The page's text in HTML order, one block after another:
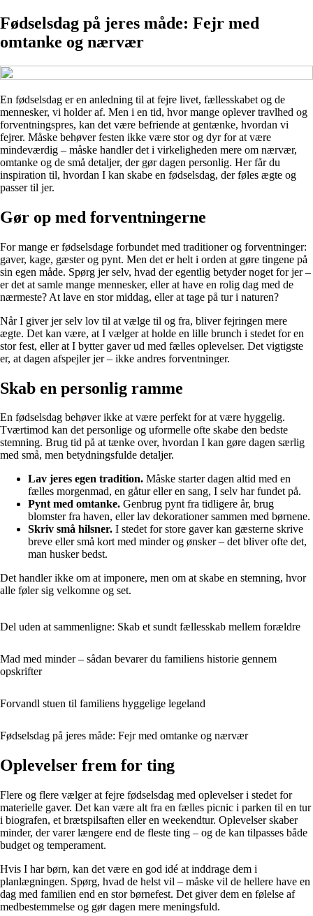
Fødselsdag på jeres måde: Fejr med
omtanke og nærvær
En fødselsdag er en anledning til at fejre livet, fællesskabet og de
mennesker, vi holder af. Men i en tid, hvor mange oplever travlhed og
forventningspres, kan det være befriende at gentænke, hvordan vi
fejrer. Måske behøver festen ikke være stor og dyr for at være
mindeværdig – måske handler det i virkeligheden mere om nærvær,
omtanke og de små detaljer, der gør dagen personlig. Her får du
inspiration til, hvordan I kan skabe en fødselsdag, der føles ægte og
passer til jer.
Gør op med forventningerne
For mange er fødselsdage forbundet med traditioner og forventninger:
gaver, kage, gæster og pynt. Men det er helt i orden at gøre tingene på
sin egen måde. Spørg jer selv, hvad der egentlig betyder noget for jer –
er det at samle mange mennesker, eller at have en rolig dag med de
nærmeste? At lave en stor middag, eller at tage på tur i naturen?
Når I giver jer selv lov til at vælge til og fra, bliver fejringen mere
ægte. Det kan være, at I vælger at holde en lille brunch i stedet for en
stor fest, eller at I bytter gaver ud med fælles oplevelser. Det vigtigste
er, at dagen afspejler jer – ikke andres forventninger.
Skab en personlig ramme
En fødselsdag behøver ikke at være perfekt for at være hyggelig.
Tværtimod kan det personlige og uformelle ofte skabe den bedste
stemning. Brug tid på at tænke over, hvordan I kan gøre dagen særlig
med små, men betydningsfulde detaljer.
Lav jeres egen tradition. Måske starter dagen altid med en
fælles morgenmad, en gåtur eller en sang, I selv har fundet på.
Pynt med omtanke. Genbrug pynt fra tidligere år, brug
blomster fra haven, eller lav dekorationer sammen med børnene.
Skriv små hilsner. I stedet for store gaver kan gæsterne skrive
breve eller små kort med minder og ønsker – det bliver ofte det,
man husker bedst.
Det handler ikke om at imponere, men om at skabe en stemning, hvor
alle føler sig velkomne og set.
Del uden at sammenligne: Skab et sundt fællesskab mellem forældre
Mad med minder – sådan bevarer du familiens historie gennem
opskrifter
Forvandl stuen til familiens hyggelige legeland
Fødselsdag på jeres måde: Fejr med omtanke og nærvær
Oplevelser frem for ting
Flere og flere vælger at fejre fødselsdag med oplevelser i stedet for
materielle gaver. Det kan være alt fra en fælles picnic i parken til en tur
i biografen, et brætspilsaften eller en weekendtur. Oplevelser skaber
minder, der varer længere end de fleste ting – og de kan tilpasses både
budget og temperament.
Hvis I har børn, kan det være en god idé at inddrage dem i
planlægningen. Spørg, hvad de helst vil – måske vil de hellere have en
dag med familien end en stor børnefest. Det giver dem en følelse af
medbestemmelse og gør dagen mere meningsfuld.